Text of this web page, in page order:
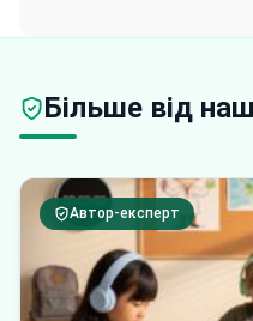
Більше від
Автор-експерт